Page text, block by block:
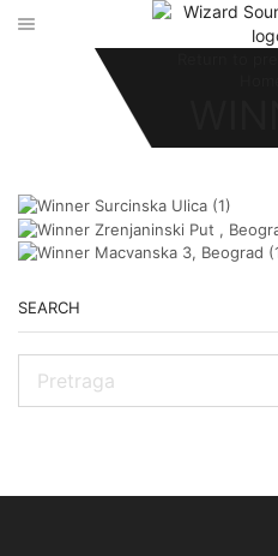
SEARCH